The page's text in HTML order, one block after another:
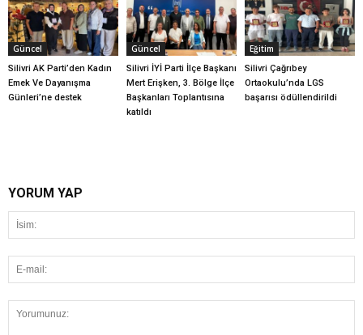
Güncel
Silivri AK Parti’den Kadın
Emek Ve Dayanışma
Günleri’ne destek
Güncel
Silivri İYİ Parti İlçe Başkanı
Mert Erişken, 3. Bölge İlçe
Başkanları Toplantısına
katıldı
Eğitim
Silivri Çağrıbey
Ortaokulu’nda LGS
başarısı ödüllendirildi
YORUM YAP